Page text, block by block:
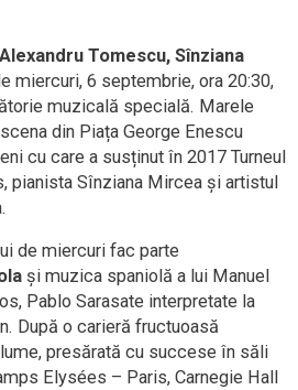
Alexandru Tomescu, Sînziana
miercuri, 6 septembrie, ora 20:30,
muzicală specială. Marele
din Piața George Enescu
cu care a susținut în 2017 Turneul
pianista Sînziana Mircea și artistul
de miercuri fac parte
și muzica spaniolă a lui Manuel
Pablo Sarasate interpretate la
După o carieră fructuoasă
presărată cu succese în săli
Elysées – Paris, Carnegie Hall